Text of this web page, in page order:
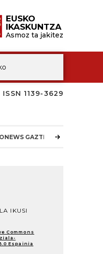
EUSKO
IKASKUNTZA
Asmoz ta jakitez
ISSN 1139-3629
GAZTEA
IKUSI
Commons
Espainia